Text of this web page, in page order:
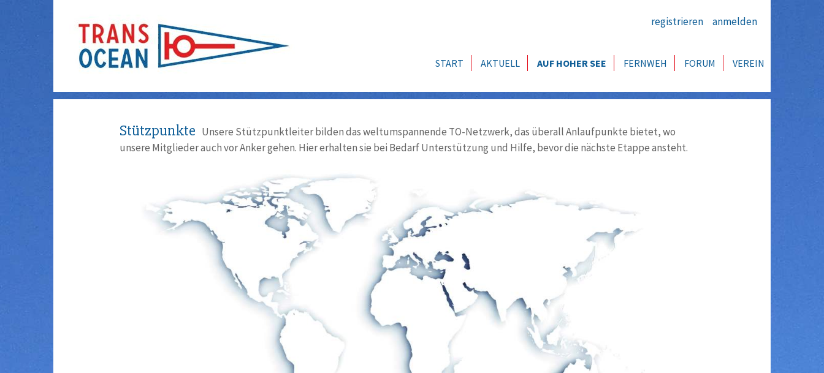
registrieren anmelden
START AKTUELL AUF HOHER SEE FERNWEH FORUM VEREIN
Stützpunkte Unsere Stützpunktleiter bilden das weltumspannende TO-Netzwerk, das überall Anlaufpunkte bietet, wo
unsere Mitglieder auch vor Anker gehen. Hier erhalten sie bei Bedarf Unterstützung und Hilfe, bevor die nächste Etappe ansteht.